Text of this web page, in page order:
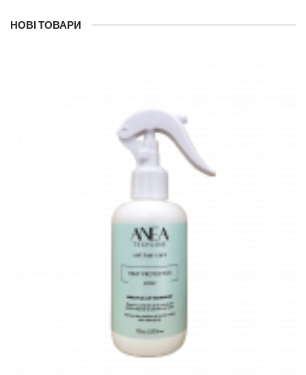
НОВІ ТОВАРИ